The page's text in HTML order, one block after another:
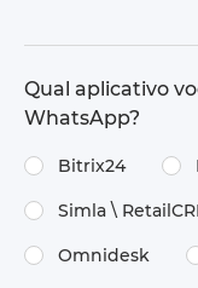
Qual aplicativo
WhatsApp?
Bitrix24
Simla \
Omnidesk